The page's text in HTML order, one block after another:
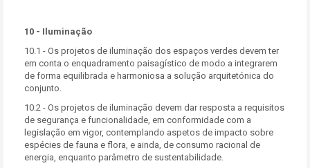
10 - Iluminação
10.1 - Os projetos de iluminação dos espaços verdes devem ter
em conta o enquadramento paisagístico de modo a integrarem
de forma equilibrada e harmoniosa a solução arquitetónica do
conjunto.
10.2 - Os projetos de iluminação devem dar resposta a requisitos
de segurança e funcionalidade, em conformidade com a
legislação em vigor, contemplando aspetos de impacto sobre
espécies de fauna e flora, e ainda, de consumo racional de
energia, enquanto parâmetro de sustentabilidade.